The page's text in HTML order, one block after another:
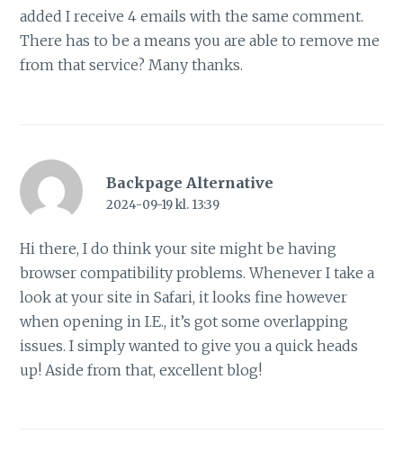
added I receive 4 emails with the same comment.
There has to be a means you are able to remove me
from that service? Many thanks.
Backpage Alternative
2024-09-19 kl. 13:39
Hi there, I do think your site might be having
browser compatibility problems. Whenever I take a
look at your site in Safari, it looks fine however
when opening in I.E., it’s got some overlapping
issues. I simply wanted to give you a quick heads
up! Aside from that, excellent blog!